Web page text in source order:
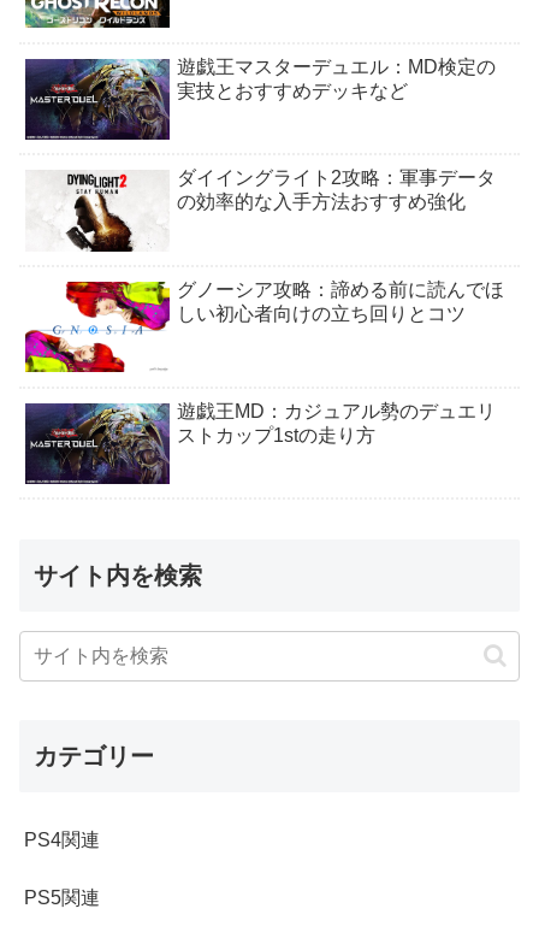
遊戯王マスターデュエル：MD検定の
実技とおすすめデッキなど
ダイイングライト2攻略：軍事データ
の効率的な入手方法おすすめ強化
グノーシア攻略：諦める前に読んでほ
しい初心者向けの立ち回りとコツ
遊戯王MD：カジュアル勢のデュエリ
ストカップ1stの走り方
サイト内を検索
カテゴリー
PS4関連
PS5関連